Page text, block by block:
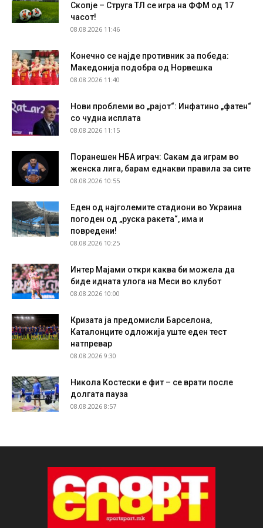
Скопје – Струга ТЛ се игра на ФФМ од 17
часот!
08.08.2026 11:46
Конечно се најде противник за победа:
Македонија подобра од Норвешка
08.08.2026 11:40
Нови проблеми во „рајот“: Инфатино „фатен“
со чудна исплата
08.08.2026 11:15
Поранешен НБА играч: Сакам да играм во
женска лига, барам еднакви правила за сите
08.08.2026 10:55
Еден од најголемите стадиони во Украина
погоден од „руска ракета“, има и
повредени!
08.08.2026 10:25
Интер Мајами откри каква би можела да
биде идната улога на Меси во клубот
08.08.2026 10:00
Кризата ја предомисли Барселона,
Каталонците одложија уште еден тест
натпревар
08.08.2026 9:30
Никола Костески е фит – се врати после
долгата пауза
08.08.2026 8:57